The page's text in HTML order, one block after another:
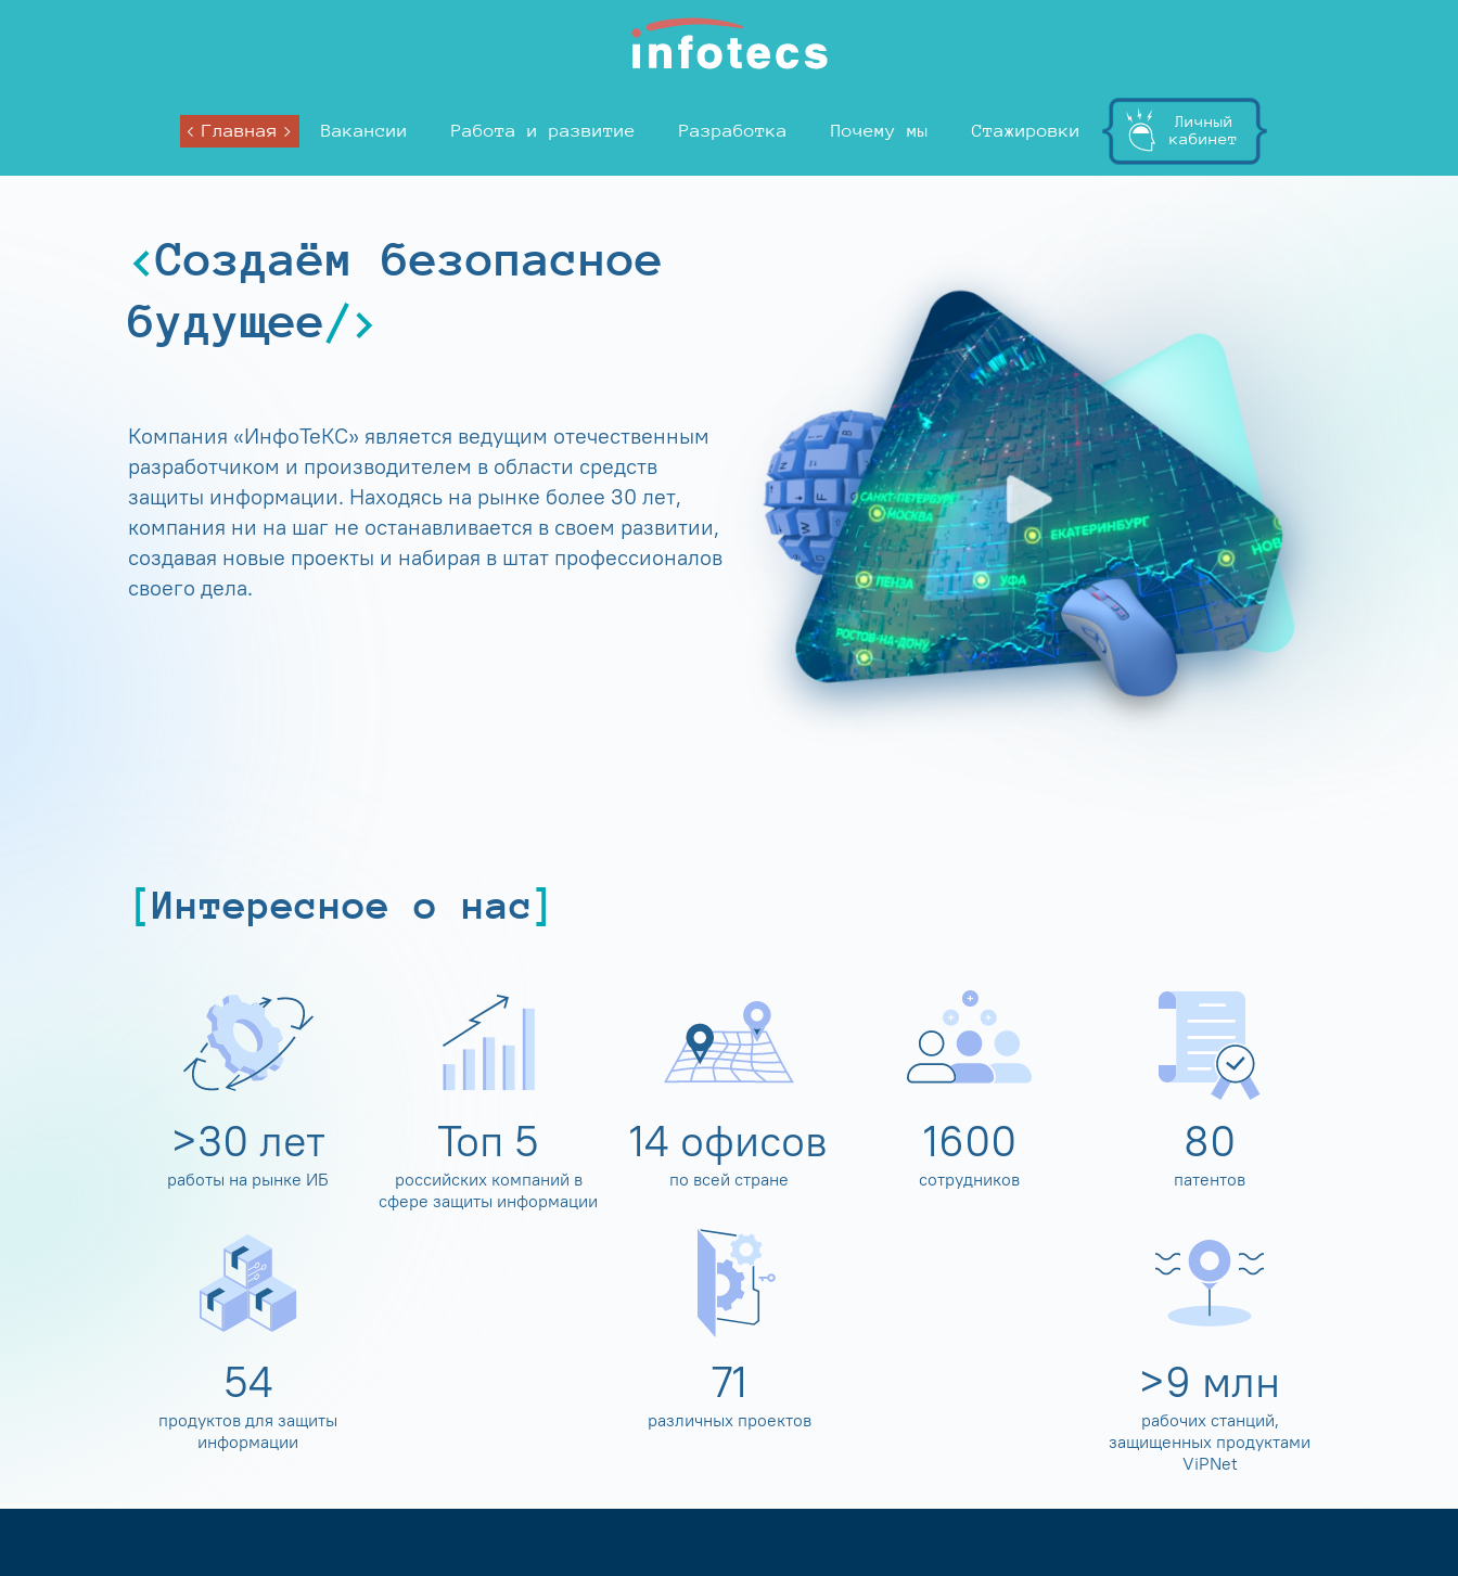
Главная Вакансии Работа и развитие Разработка Почему мы Стажировки
Личный
кабинет
Создаём безопасное
будущее
Компания «ИнфоТеКС» является ведущим отечественным
разработчиком и производителем в области средств
защиты информации. Находясь на рынке более 30 лет,
компания ни на шаг не останавливается в своем развитии,
создавая новые проекты и набирая в штат профессионалов
своего дела.
Интересное о нас
>30 лет
работы на рынке ИБ
Топ 5
российских компаний в
сфере защиты информации
14 офисов
по всей стране
1600
сотрудников
80
патентов
60
продуктов для защиты
информации
80
различных проектов
>10 млн
рабочих станций,
защищенных продуктами
ViPNet